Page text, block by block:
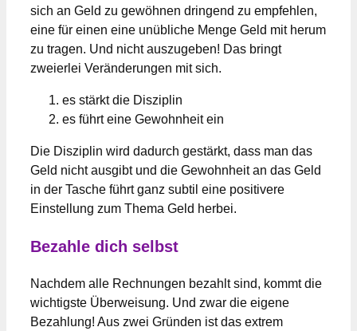
sich an Geld zu gewöhnen dringend zu empfehlen,
eine für einen eine unübliche Menge Geld mit herum
zu tragen. Und nicht auszugeben! Das bringt
zweierlei Veränderungen mit sich.
es stärkt die Disziplin
es führt eine Gewohnheit ein
Die Disziplin wird dadurch gestärkt, dass man das
Geld nicht ausgibt und die Gewohnheit an das Geld
in der Tasche führt ganz subtil eine positivere
Einstellung zum Thema Geld herbei.
Bezahle dich selbst
Nachdem alle Rechnungen bezahlt sind, kommt die
wichtigste Überweisung. Und zwar die eigene
Bezahlung! Aus zwei Gründen ist das extrem